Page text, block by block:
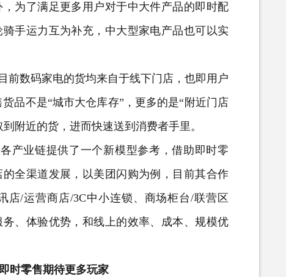
了满足更多用户对于中大件产品的即时配
手运力互为补充，中大型家电产品也可以实
数码家电的货均来自于线下门店，也即用户
品不是“城市大仓库存”，更多的是“附近门店
附近的货，进而快速送到消费者手里。
业链提供了一个新模型参考，借助即时零
全渠道发展，以美团闪购为例，目前其合作
店/运营商店/3C中小连锁、商场柜台/联营区
、体验优势，和线上的效率、成本、规模优
时零售期待更多玩家